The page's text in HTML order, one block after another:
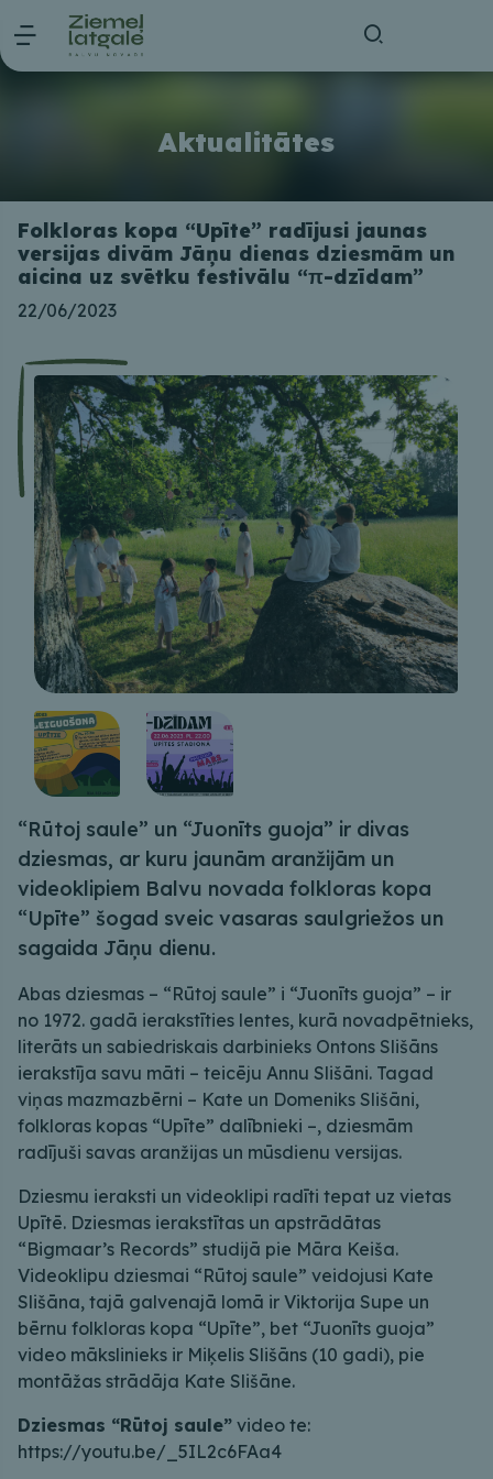
Aktualitātes
Folkloras kopa “Upīte” radījusi jaunas
versijas divām Jāņu dienas dziesmām un
aicina uz svētku festivālu “π-dzīdam”
22/06/2023
“Rūtoj saule” un “Juonīts guoja” ir divas
dziesmas, ar kuru jaunām aranžijām un
videoklipiem Balvu novada folkloras kopa
“Upīte” šogad sveic vasaras saulgriežos un
sagaida Jāņu dienu.
Abas dziesmas – “Rūtoj saule” i “Juonīts guoja” – ir
no 1972. gadā ierakstīties lentes, kurā novadpētnieks,
literāts un sabiedriskais darbinieks Ontons Slišāns
ierakstīja savu māti – teicēju Annu Slišāni. Tagad
viņas mazmazbērni – Kate un Domeniks Slišāni,
folkloras kopas “Upīte” dalībnieki –, dziesmām
radījuši savas aranžijas un mūsdienu versijas.
Dziesmu ieraksti un videoklipi radīti tepat uz vietas
Upītē. Dziesmas ierakstītas un apstrādātas
“Bigmaar’s Records” studijā pie Māra Keiša.
Videoklipu dziesmai “Rūtoj saule” veidojusi Kate
Slišāna, tajā galvenajā lomā ir Viktorija Supe un
bērnu folkloras kopa “Upīte”, bet “Juonīts guoja”
video mākslinieks ir Miķelis Slišāns (10 gadi), pie
montāžas strādāja Kate Slišāne.
Dziesmas “Rūtoj saule” video te:
https://youtu.be/_5IL2c6FAa4